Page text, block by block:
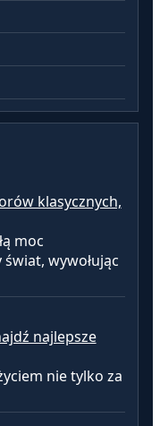
klasycznych,
moc
wywołując
najlepsze
nie tylko za